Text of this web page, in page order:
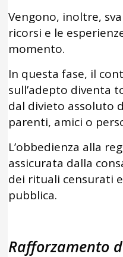
Vengono, inoltre,
ricorsi e le
momento.
In questa fase, il
sull’adepto diventa
dal divieto assoluto
parenti, amici o
L’obbedienza alla
assicurata dalla
dei rituali censurati
pubblica.
Rafforzamento